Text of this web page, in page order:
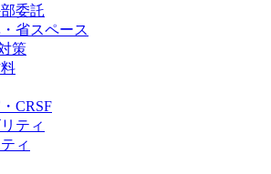
委託
省スペース
策
CRSF
ティ
ィ